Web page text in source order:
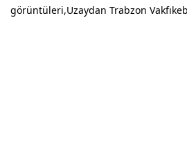
görüntüleri,Uzaydan Trabzon